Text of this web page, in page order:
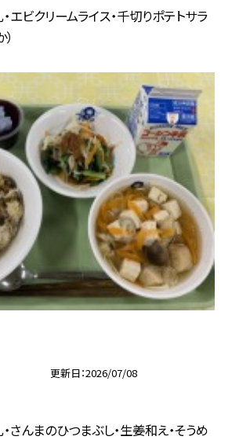
・エビクリームライス・千切りポテトサラ
更新日 2026/07/08
・さんまのひつまぶし・生姜和え・そうめ